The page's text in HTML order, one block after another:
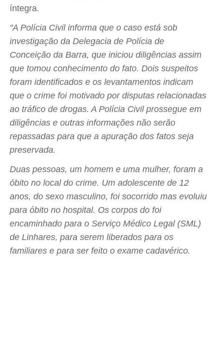
íntegra.
"A Polícia Civil informa que o caso está sob
investigação da Delegacia de Polícia de
Conceição da Barra, que iniciou diligências assim
que tomou conhecimento do fato. Dois suspeitos
foram identificados e os levantamentos indicam
que o crime foi motivado por disputas relacionadas
ao tráfico de drogas. A Polícia Civil prossegue em
diligências e outras informações não serão
repassadas para que a apuração dos fatos seja
preservada.
Duas pessoas, um homem e uma mulher, foram a
óbito no local do crime. Um adolescente de 12
anos, do sexo masculino, foi socorrido mas evoluiu
para óbito no hospital. Os corpos do foi
encaminhado para o Serviço Médico Legal (SML)
de Linhares, para serem liberados para os
familiares e para ser feito o exame cadavérico.